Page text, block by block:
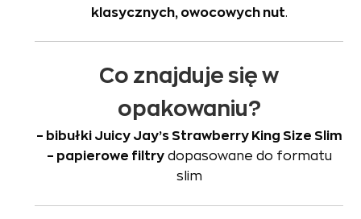
klasycznych, owocowych nut.
Co znajduje się w
opakowaniu?
– bibułki Juicy Jay’s Strawberry King Size Slim
– papierowe filtrydopasowane do formatu
slim